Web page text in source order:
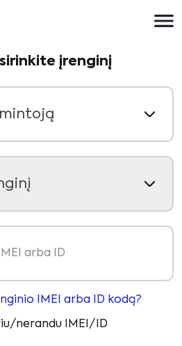
įrenginį
arba ID
IMEI arba ID kodą?
nerandu IMEI/ID